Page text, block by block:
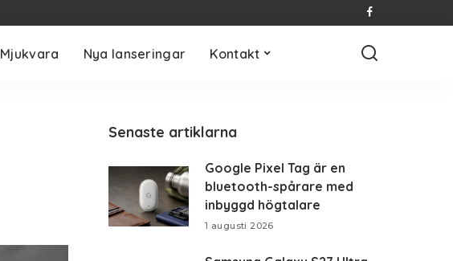
Mjukvara Nya lanseringar Kontakt
Senaste artiklarna
Google Pixel Tag är en
bluetooth-spårare med
inbyggd högtalare
1 augusti 2026